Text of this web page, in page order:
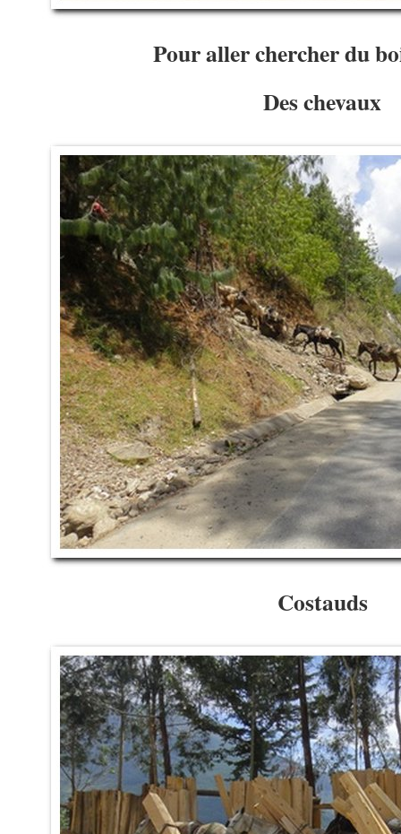
Pour aller chercher du
Des chevaux
Costauds